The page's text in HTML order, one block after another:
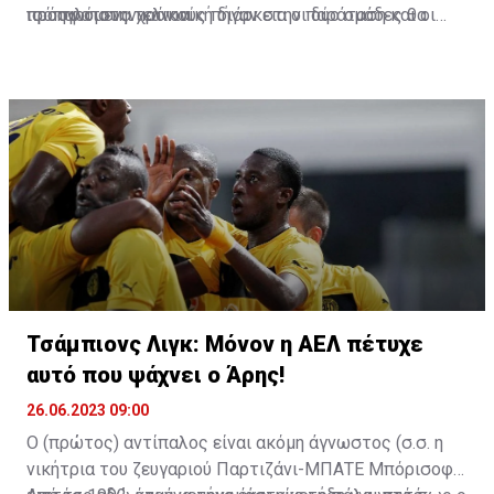
προηγούμενα χρόνια.
ισόπαλο στην κανονική διάρκεια οι δύο ομάδες θα
πρόσφατους τελικούς πήγαν στην παράταση και οι
Τσάμπιονς Λιγκ: Μόνον η ΑΕΛ πέτυχε
αυτό που ψάχνει ο Άρης!
26.06.2023 09:00
Ο (πρώτος) αντίπαλος είναι ακόμη άγνωστος (σ.σ. η
νικήτρια του ζευγαριού Παρτιζάνι-ΜΠΑΤΕ Μπόρισοφ),